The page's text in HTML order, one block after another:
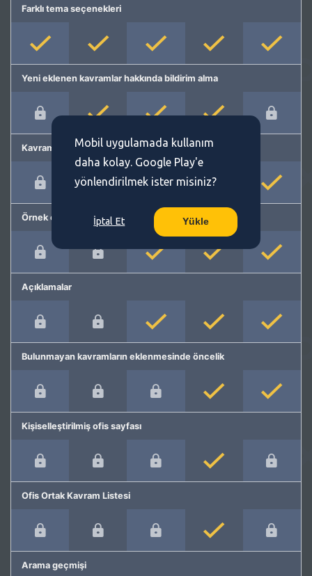
Farklı tema seçenekleri
Yeni eklenen kavramlar hakkında bildirim alma
Kavram önerme
Örnek cümleler
Açıklamalar
Bulunmayan kavramların eklenmesinde öncelik
Kişiselleştirilmiş ofis sayfası
Ofis Ortak Kavram Listesi
Arama geçmişi
Mobil uygulamada kullanım
daha kolay. Google Play'e
yönlendirilmek ister misiniz?
İptal Et Yükle